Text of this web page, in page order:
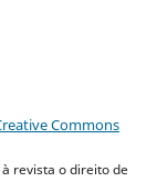
Commons
revista o direito de